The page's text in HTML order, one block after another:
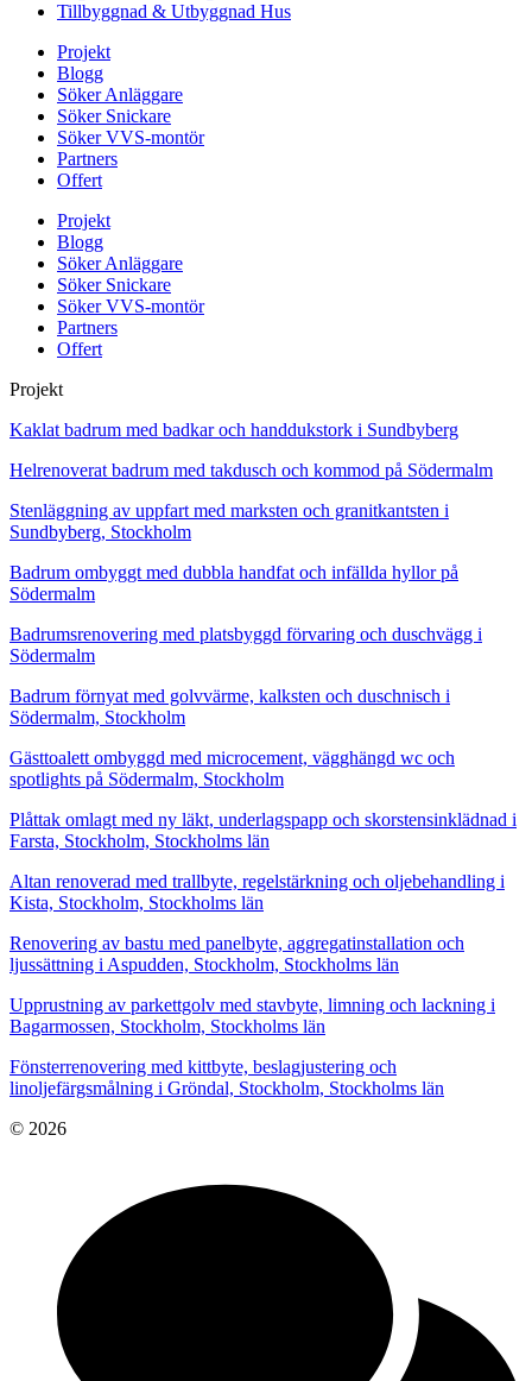
Tillbyggnad & Utbyggnad Hus
Projekt
Blogg
Söker Anläggare
Söker Snickare
Söker VVS-montör
Partners
Offert
Projekt
Blogg
Söker Anläggare
Söker Snickare
Söker VVS-montör
Partners
Offert
Projekt
Kaklat badrum med badkar och handdukstork i Sundbyberg
Helrenoverat badrum med takdusch och kommod på Södermalm
Stenläggning av uppfart med marksten och granitkantsten i
Sundbyberg, Stockholm
Badrum ombyggt med dubbla handfat och infällda hyllor på
Södermalm
Badrumsrenovering med platsbyggd förvaring och duschvägg i
Södermalm
Badrum förnyat med golvvärme, kalksten och duschnisch i
Södermalm, Stockholm
Gästtoalett ombyggd med microcement, vägghängd wc och
spotlights på Södermalm, Stockholm
Plåttak omlagt med ny läkt, underlagspapp och skorstensinklädnad i
Farsta, Stockholm, Stockholms län
Altan renoverad med trallbyte, regelstärkning och oljebehandling i
Kista, Stockholm, Stockholms län
Renovering av bastu med panelbyte, aggregatinstallation och
ljussättning i Aspudden, Stockholm, Stockholms län
Upprustning av parkettgolv med stavbyte, limning och lackning i
Bagarmossen, Stockholm, Stockholms län
Fönsterrenovering med kittbyte, beslagjustering och
linoljefärgsmålning i Gröndal, Stockholm, Stockholms län
© 2026